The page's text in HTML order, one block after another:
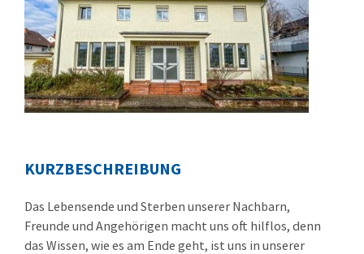
KURZBESCHREIBUNG
Das Lebensende und Sterben unserer Nachbarn,
Freunde und Angehörigen macht uns oft hilflos, denn
das Wissen, wie es am Ende geht, ist uns in unserer